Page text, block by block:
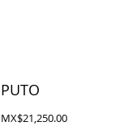
PUTO
MX$21,250.00Price